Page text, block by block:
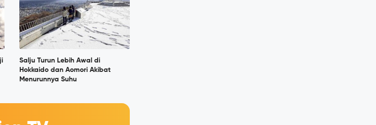
Salju Turun Lebih Awal di
Hokkaido dan Aomori Akibat
Menurunnya Suhu